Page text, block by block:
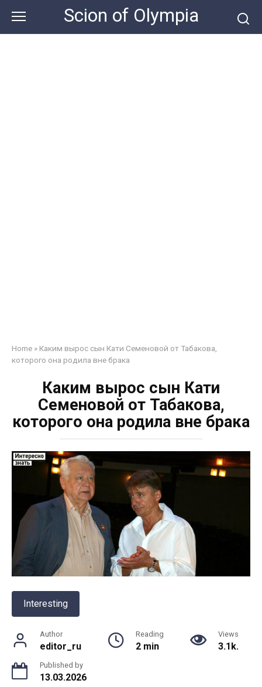
content
Scion of Olympia
Home » Каким вырос сын Кати Семеновой от Табакова,
которого она родила вне брака
Каким вырос сын Кати
Семеновой от Табакова,
которого она родила вне брака
Interesting
Author
editor_ru
Reading
2 min
Views
3.1k.
Published by
13.03.2026